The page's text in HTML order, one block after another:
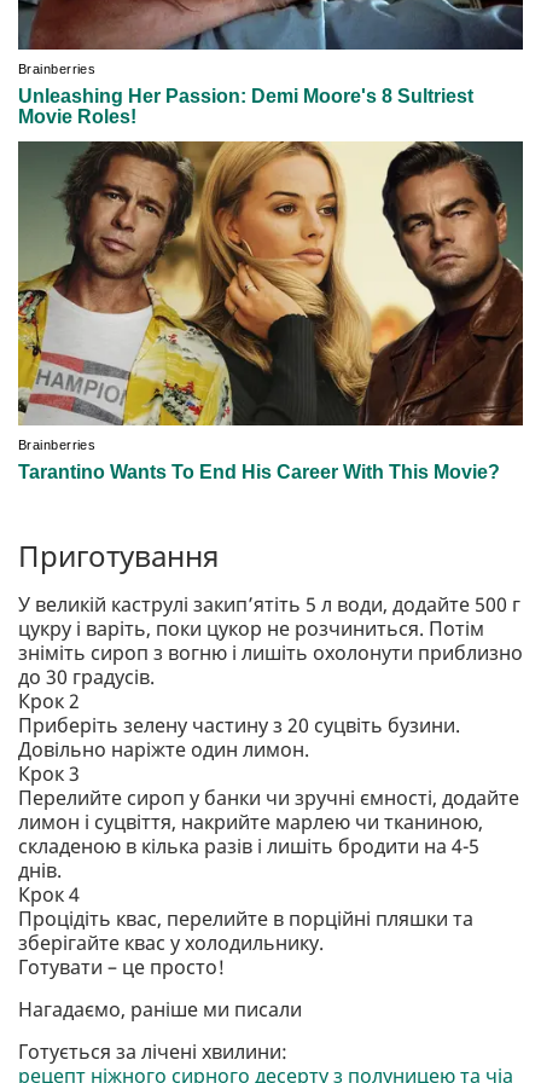
Приготування
У великій каструлі закип’ятіть 5 л води, додайте 500 г
цукру і варіть, поки цукор не розчиниться. Потім
зніміть сироп з вогню і лишіть охолонути приблизно
до 30 градусів.
Крок 2
Приберіть зелену частину з 20 суцвіть бузини.
Довільно наріжте один лимон.
Крок 3
Перелийте сироп у банки чи зручні ємності, додайте
лимон і суцвіття, накрийте марлею чи тканиною,
складеною в кілька разів і лишіть бродити на 4-5
днів.
Крок 4
Процідіть квас, перелийте в порційні пляшки та
зберігайте квас у холодильнику.
Готувати – це просто!
Нагадаємо, раніше ми писали
Готується за лічені хвилини:
рецепт ніжного сирного десерту з полуницею та чіа